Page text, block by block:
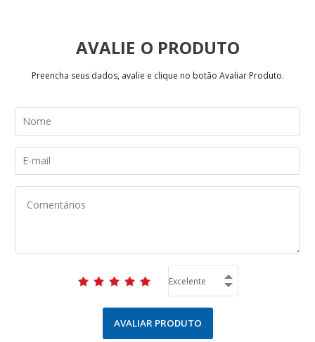
AVALIE
Preencha seus dados, avalie e clique no botão Avaliar Produto.
AVALIAR PRODUTO